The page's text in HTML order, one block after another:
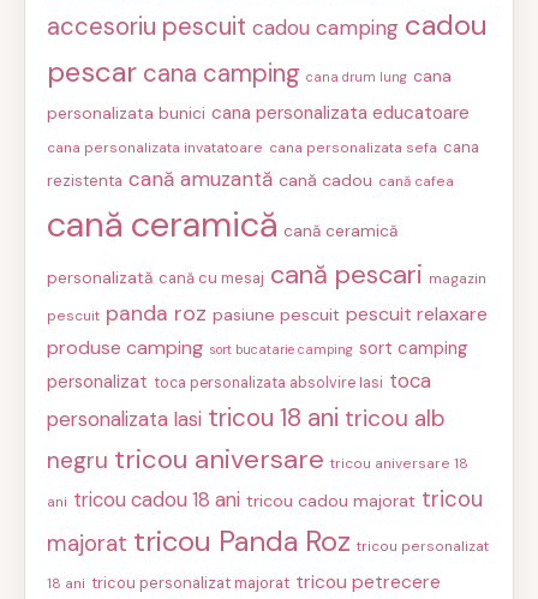
accesoriu pescuit cadou camping cadou
pescar cana camping cana drum lung cana
personalizata bunici cana personalizata educatoare
cana personalizata invatatoare cana personalizata sefa cana
rezistenta cană amuzantă cană cadou cană cafea
cană ceramică cană ceramică
personalizată cană cu mesaj cană pescari magazin
pescuit panda roz pasiune pescuit pescuit relaxare
produse camping sort bucatarie camping sort camping
personalizat toca personalizata absolvire Iasi toca
personalizata Iasi tricou 18 ani tricou alb
negru tricou aniversare tricou aniversare 18
ani tricou cadou 18 ani tricou cadou majorat tricou
majorat tricou Panda Roz tricou personalizat
18 ani tricou personalizat majorat tricou petrecere